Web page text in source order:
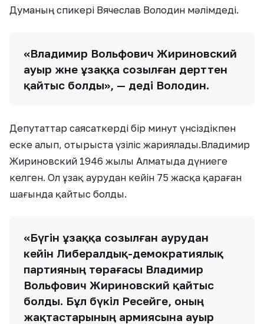
Думаның спикері Вячеслав Володин мәлімдеді.
«Владимир Вольфович Жириновский
ауыр және ұзаққа созылған дерттен
қайтыс болды», — деді Володин.
Депутаттар саясаткерді бір минут үнсіздікпен
еске алып, отырыста үзіліс жариялады.Владимир
Жириновский 1946 жылы Алматыда дүниеге
келген. Ол ұзақ аурудан кейін 75 жасқа қараған
шағында қайтыс болды.
«Бүгін ұзаққа созылған аурудан
кейін Либералдық-демократиялық
партияның төрағасы Владимир
Вольфович Жириновский қайтыс
болды. Бұл бүкіл Ресейге, оның
жақтастарының армиясына ауыр